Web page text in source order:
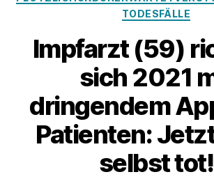
TODESFÄLLE
Impfarzt (59)
sich 2021
dringendem
Patienten:
selbst tot!